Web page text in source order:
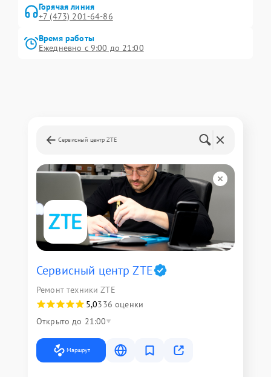
Горячая линия
+7 (473) 201-64-86
Время работы
Ежедневно с 9:00 до 21:00
Сервисный центр ZTE
Сервисный центр ZTE
Ремонт техники ZTE
5,0336 оценки
Открыто до 21:00
Маршрут